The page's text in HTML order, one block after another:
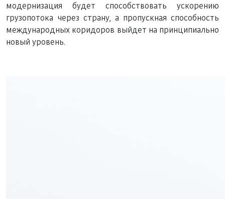
модернизация будет способствовать ускорению
грузопотока через страну, а пропускная способность
международных коридоров выйдет на принципиально
новый уровень.